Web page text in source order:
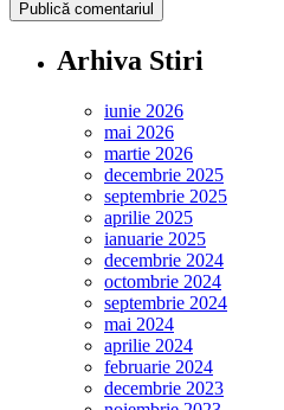
Arhiva Stiri
iunie 2026
mai 2026
martie 2026
decembrie 2025
septembrie 2025
aprilie 2025
ianuarie 2025
decembrie 2024
octombrie 2024
septembrie 2024
mai 2024
aprilie 2024
februarie 2024
decembrie 2023